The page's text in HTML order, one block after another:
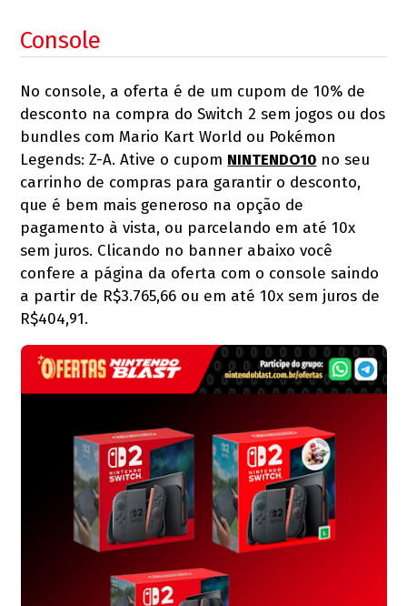
Console
No console, a oferta é de um cupom de 10% de
desconto na compra do Switch 2 sem jogos ou dos
bundles com Mario Kart World ou Pokémon
Legends: Z-A. Ative o cupom NINTENDO10 no seu
carrinho de compras para garantir o desconto,
que é bem mais generoso na opção de
pagamento à vista, ou parcelando em até 10x
sem juros. Clicando no banner abaixo você
confere a página da oferta com o console saindo
a partir de R$3.765,66 ou em até 10x sem juros de
R$404,91.